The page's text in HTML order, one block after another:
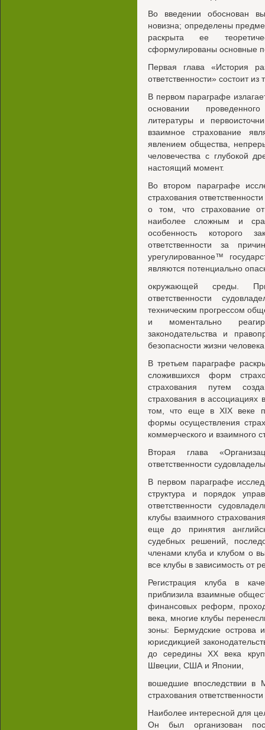
Во введении обоснован
новизна; определены
раскрыта ее
сформулированы основные
Первая глава «История
ответственности» состоит
В первом параграфе
основании
литературы и
взаимное страхование
явлением общества,
человечества с глубокой
настоящий момент.
Во втором параграфе
страхования
о том, что страхование
наиболее сложным и
особенность которого
ответственности за
урегулированное™
являются потенциально
окружающей среды.
ответственности
техническим прогрессом
и моментально
законодательства и
безопасности жизни
В третьем параграфе
сложившихся форм
страхования путем
страхования в ассоциациях
том, что еще в XIX веке
формы осуществления
коммерческого и взаимного
Вторая глава
ответственности
В первом параграфе
структура и порядок
ответственности
клубы взаимного
еще до принятия
судебных решений,
членами клуба и клубом о
все клубы в зависимость от
Регистрация клуба в
приблизила взаимные
финансовых реформ,
века, многие клубы
зоны: Бермудские острова
юрисдикцией
до середины XX века
Швеции, США и Японии,
вошедшие впоследствии в
страхования
Наиболее интересной для
Он был организован